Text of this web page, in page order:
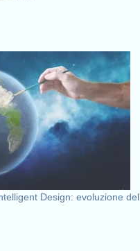
Design: evoluzione del